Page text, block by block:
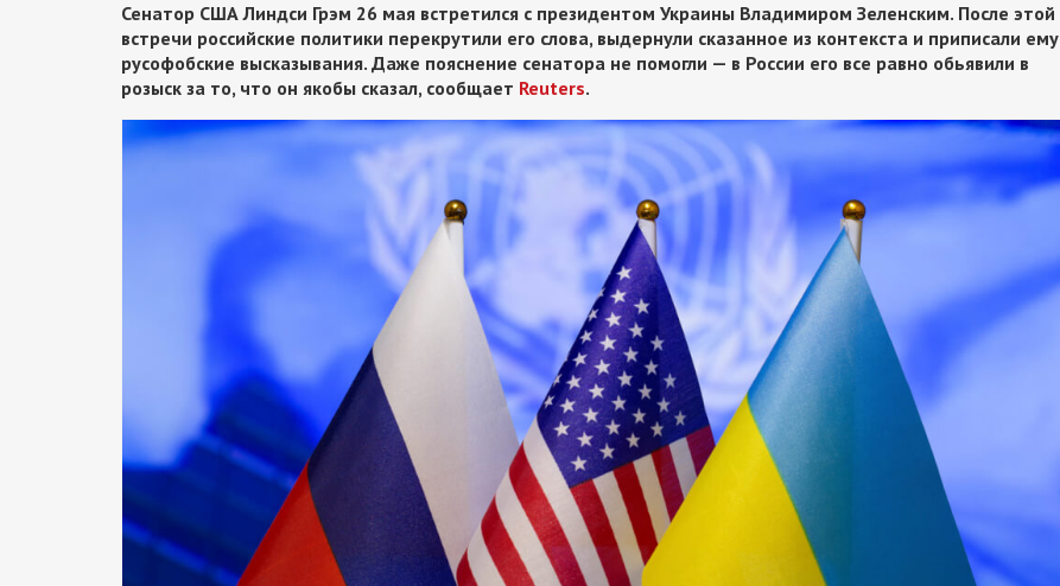
Сенатор США Линдси Грэм 26 мая встретился с президентом Украины Владимиром Зеленским. После этой
встречи российские политики перекрутили его слова, выдернули сказанное из контекста и приписали ему
русофобские высказывания. Даже пояснение сенатора не помогли — в России его все равно обьявили в
розыск за то, что он якобы сказал, сообщает Reuters.